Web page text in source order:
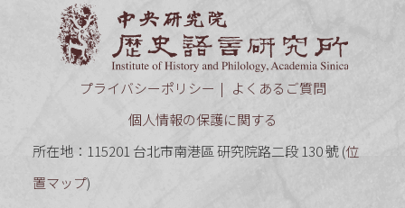
プライバシーポリシー
よくあるご質問
個人情報の保護に関する
所在地：115201 台北市南港區 研究院路二段 130 號 (位
置マップ)